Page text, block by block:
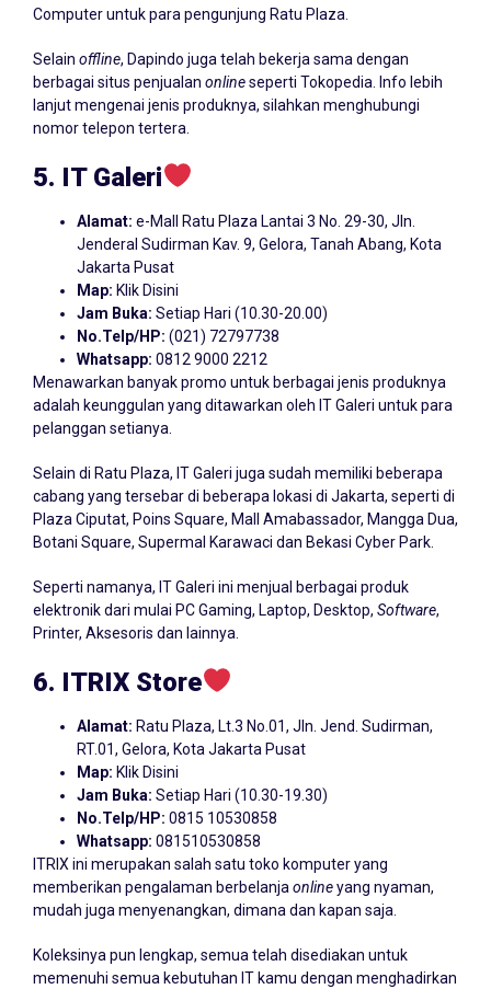
Computer untuk para pengunjung Ratu Plaza.
Selain offline, Dapindo juga telah bekerja sama dengan
berbagai situs penjualan onlineseperti Tokopedia. Info lebih
lanjut mengenai jenis produknya, silahkan menghubungi
nomor telepon tertera.
5. IT Galeri
Alamat: e-Mall Ratu Plaza Lantai 3 No. 29-30, Jln.
Jenderal Sudirman Kav. 9, Gelora, Tanah Abang, Kota
Jakarta Pusat
Map: Klik Disini
Jam Buka: Setiap Hari (10.30-20.00)
No.Telp/HP: (021) 72797738
Whatsapp: 0812 9000 2212
Menawarkan banyak promo untuk berbagai jenis produknya
adalah keunggulan yang ditawarkan oleh IT Galeri untuk para
pelanggan setianya.
Selain di Ratu Plaza, IT Galeri juga sudah memiliki beberapa
cabang yang tersebar di beberapa lokasi di Jakarta, seperti di
Plaza Ciputat, Poins Square, Mall Amabassador, Mangga Dua,
Botani Square, Supermal Karawaci dan Bekasi Cyber Park.
Seperti namanya, IT Galeri ini menjual berbagai produk
elektronik dari mulai PC Gaming, Laptop, Desktop, Software,
Printer, Aksesoris dan lainnya.
6. ITRIX Store
Alamat: Ratu Plaza, Lt.3 No.01, Jln. Jend. Sudirman,
RT.01, Gelora, Kota Jakarta Pusat
Map: Klik Disini
Jam Buka: Setiap Hari (10.30-19.30)
No.Telp/HP: 0815 10530858
Whatsapp: 081510530858
ITRIX ini merupakan salah satu toko komputer yang
memberikan pengalaman berbelanja onlineyang nyaman,
mudah juga menyenangkan, dimana dan kapan saja.
Koleksinya pun lengkap, semua telah disediakan untuk
memenuhi semua kebutuhan IT kamu dengan menghadirkan